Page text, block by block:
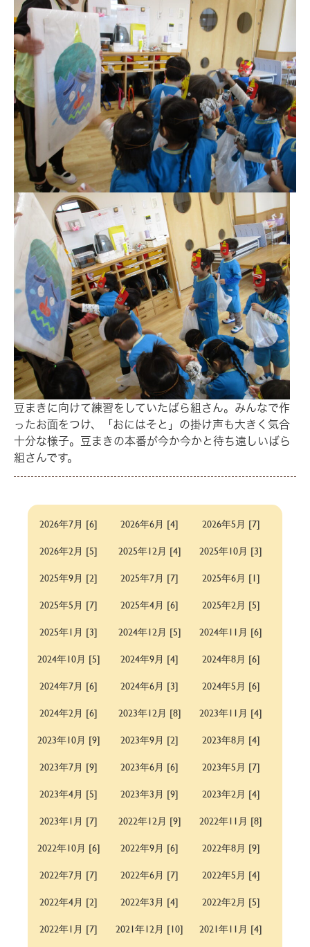
豆まきに向けて練習をしていたばら組さん。みんなで作
ったお面をつけ、「おにはそと」の掛け声も大きく気合
十分な様子。豆まきの本番が今か今かと待ち遠しいばら
組さんです。
2026年7月 [6] 2026年6月 [4]
2026年5月 [7]
2026年2月 [5]
2025年12月 [4]
2025年10月 [3]
2025年9月 [2]
2025年7月 [7]
2025年6月 [1]
2025年5月 [7]
2025年4月 [6]
2025年2月 [5]
2025年1月 [3]
2024年12月 [5]
2024年11月 [6]
2024年10月 [5]
2024年9月 [4]
2024年8月 [6]
2024年7月 [6]
2024年6月 [3]
2024年5月 [6]
2024年2月 [6]
2023年12月 [8]
2023年11月 [4]
2023年10月 [9]
2023年9月 [2]
2023年8月 [4]
2023年7月 [9]
2023年6月 [6]
2023年5月 [7]
2023年4月 [5]
2023年3月 [9]
2023年2月 [4]
2023年1月 [7]
2022年12月 [9]
2022年11月 [8]
2022年10月 [6]
2022年9月 [6]
2022年8月 [9]
2022年7月 [7]
2022年6月 [7]
2022年5月 [4]
2022年4月 [2]
2022年3月 [4]
2022年2月 [5]
2022年1月 [7]
2021年12月 [10]
2021年11月 [4]